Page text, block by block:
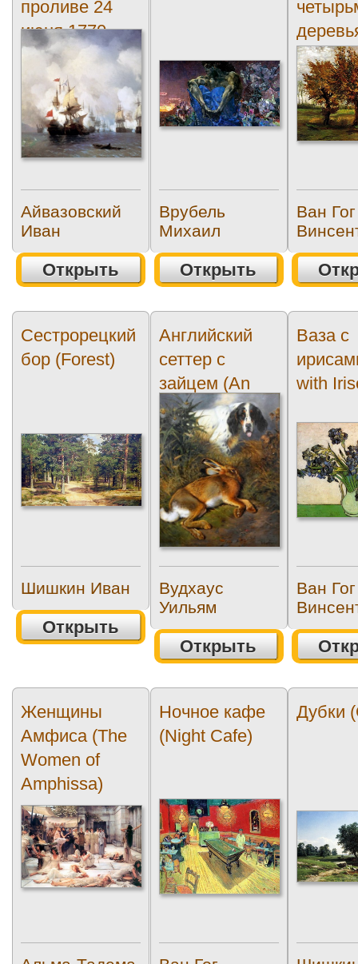
проливе 24
июня 1770
года (Battle in
the...
Айвазовский
Иван
Открыть
Врубель
Михаил
Открыть
Ван Гог
Сестрорецкий
бор (Forest)
Шишкин Иван
Открыть
Английский
сеттер с
зайцем (An
English Setter
with Hare)
Вудхаус
Уильям
Открыть
Ваза с
with
Ван Гог
Женщины
Амфиса (The
Women of
Amphissa)
Ночное кафе
(Night Cafe)
Дубки